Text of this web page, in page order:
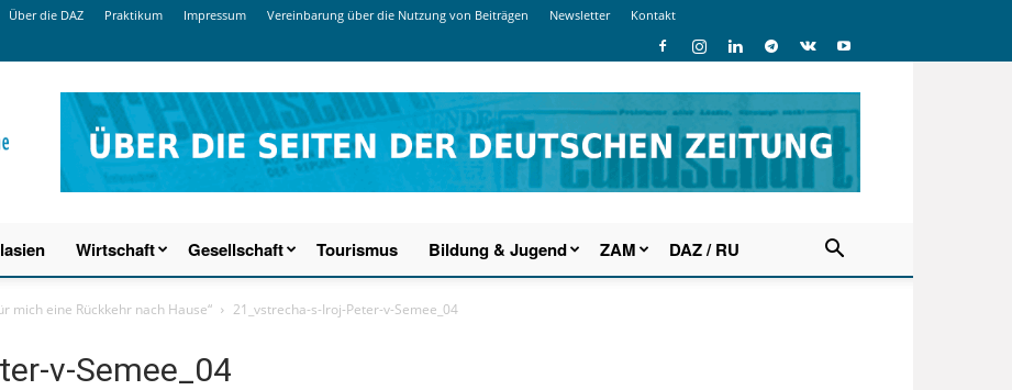
Über die DAZ Praktikum Impressum Vereinbarung über die Nutzung von Beiträgen Newsletter Kontakt
Wirtschaft Gesellschaft Tourismus Bildung & Jugend ZAM DAZ / RU
mich eine Rückkehr nach Hause“ 21_vstrecha-s-Iroj-Peter-v-Semee_04
v-Semee_04